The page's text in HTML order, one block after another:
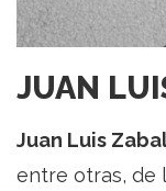
JUAN
Juan Luis
entre otras, de